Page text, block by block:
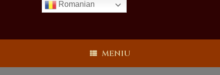
Romanian
MENIU